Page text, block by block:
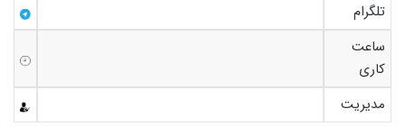
تلگرام
ساعت
کاری
مدیریت